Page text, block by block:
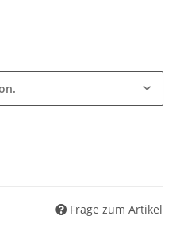
Frage zum Artikel